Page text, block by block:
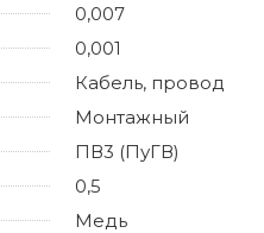
0,007
0,001
Кабель, провод
Монтажный
ПВ3 (ПуГВ)
0,5
Медь